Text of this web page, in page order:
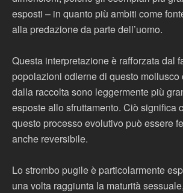
esposti – in quanto più ambiti come
alla predazione da parte dell’uomo.
Questa interpretazione è rafforzata dal
popolazioni odierne di questo mollusco
dalla raccolta sono leggermente più
esposte allo sfruttamento. Ciò significa
questo processo evolutivo può essere
anche reversibile.
Lo strombo pugile è particolarmente
una volta raggiunta la maturità